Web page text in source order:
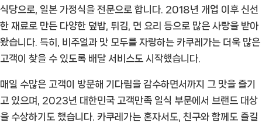
식당으로, 일본 가정식을 전문으로 합니다. 2018년 개업 이후 신선
한 재료로 만든 다양한 덮밥, 튀김, 면 요리 등으로 많은 사랑을 받아
왔습니다. 특히, 비주얼과 맛 모두를 자랑하는 카쿠레가는 더욱 많은
고객이 찾을 수 있도록 배달 서비스도 시작했습니다.
매일 수많은 고객이 방문해 기다림을 감수하면서까지 그 맛을 즐기
고 있으며, 2023년 대한민국 고객만족 일식 부문에서 브랜드 대상
을 수상하기도 했습니다. 카쿠레가는 혼자서도, 친구와 함께도 즐길